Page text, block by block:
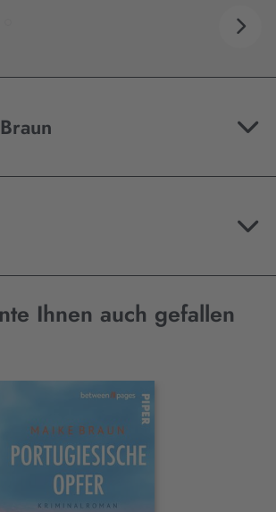
Ihnen auch gefallen